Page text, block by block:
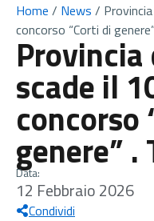
Home / News /
concorso “Corti di
Provincia
scade il
concorso
genere”
Data:
12 Febbraio 2026
Condividi